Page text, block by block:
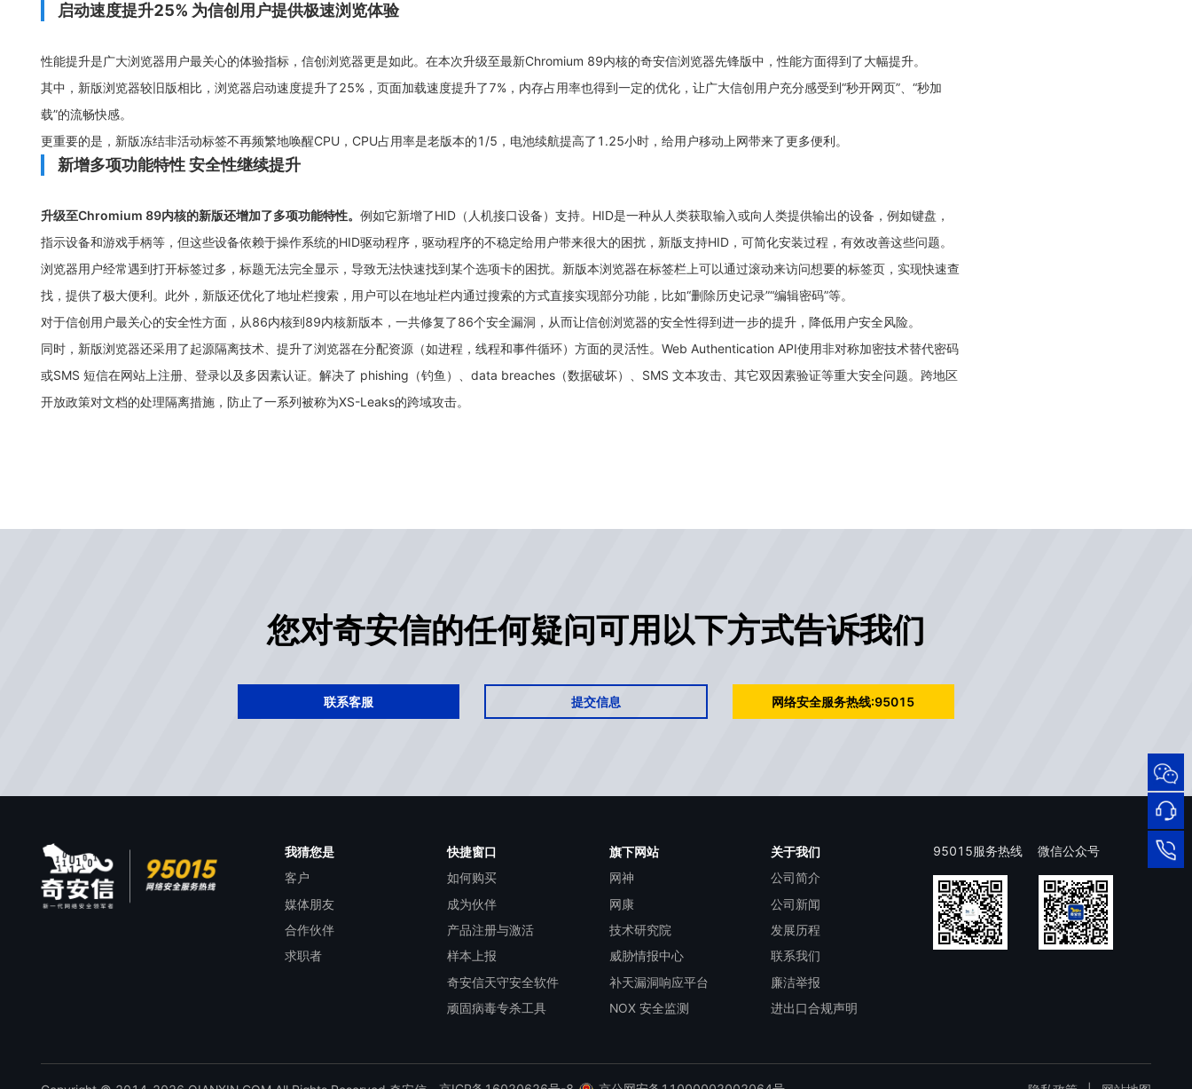
启动速度提升25% 为信创用户提供极速浏览体验
性能提升是广大浏览器用户最关心的体验指标，信创浏览器更是如此。在本次升级至最新Chromium 89内核的奇安信浏览器先锋版中，性能方面得到了大幅提升。
其中，新版浏览器较旧版相比，浏览器启动速度提升了25%，页面加载速度提升了7%，内存占用率也得到一定的优化，让广大信创用户充分感受到“秒开网页”、“秒加
载”的流畅快感。
更重要的是，新版冻结非活动标签不再频繁地唤醒CPU，CPU占用率是老版本的1/5，电池续航提高了1.25小时，给用户移动上网带来了更多便利。
新增多项功能特性 安全性继续提升
升级至Chromium 89内核的新版还增加了多项功能特性。 例如它新增了HID（人机接口设备）支持。HID是一种从人类获取输入或向人类提供输出的设备，例如键盘，
指示设备和游戏手柄等，但这些设备依赖于操作系统的HID驱动程序，驱动程序的不稳定给用户带来很大的困扰，新版支持HID，可简化安装过程，有效改善这些问题。
浏览器用户经常遇到打开标签过多，标题无法完全显示，导致无法快速找到某个选项卡的困扰。新版本浏览器在标签栏上可以通过滚动来访问想要的标签页，实现快速查
找，提供了极大便利。此外，新版还优化了地址栏搜索，用户可以在地址栏内通过搜索的方式直接实现部分功能，比如“删除历史记录”“编辑密码”等。
对于信创用户最关心的安全性方面，从86内核到89内核新版本，一共修复了86个安全漏洞，从而让信创浏览器的安全性得到进一步的提升，降低用户安全风险。
同时，新版浏览器还采用了起源隔离技术、提升了浏览器在分配资源（如进程，线程和事件循环）方面的灵活性。Web Authentication API使用非对称加密技术替代密码
或SMS 短信在网站上注册、登录以及多因素认证。解决了 phishing（钓鱼）、data breaches（数据破坏）、SMS 文本攻击、其它双因素验证等重大安全问题。跨地区
开放政策对文档的处理隔离措施，防止了一系列被称为XS-Leaks的跨域攻击。
95015
网络
安全
服务
热线
在线
您对奇安信的任何疑问可用以下方式告诉我们
联系客服 提交信息 网络安全服务热线:95015
我猜您是
客户
媒体朋友
合作伙伴
求职者
快捷窗口
如何购买
成为伙伴
产品注册与激活
样本上报
奇安信天守安全软件
顽固病毒专杀工具
旗下网站
网神
网康
技术研究院
威胁情报中心
补天漏洞响应平台
NOX 安全监测
关于我们
公司简介
公司新闻
发展历程
联系我们
廉洁举报
进出口合规声明
95015服务热线 微信公众号